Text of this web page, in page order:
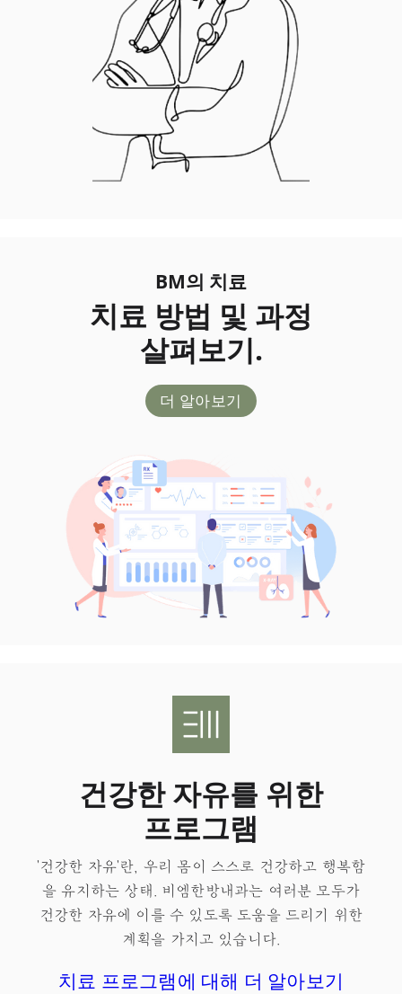
BM의 치료
치료 방법 및 과정
살펴보기.
더 알아보기
건강한 자유를 위한
프로그램
'건강한 자유'란, 우리 몸이 스스로 건강하고 행복함
을 유지하는 상태.​ 비엠한방내과는 여러분 모두가
건강한 자유에 이를 수 있도록 도움을 드리기 위한
계획을 가지고 있습니다.
치료 프로그램에 대해 더 알아보기